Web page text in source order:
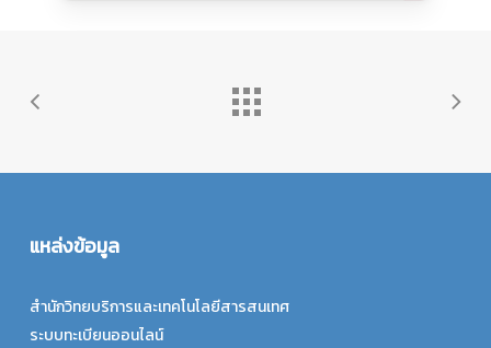
แหล่งข้อมูล
สำนักวิทยบริการและเทคโนโลยีสารสนเทศ
ระบบทะเบียนออนไลน์